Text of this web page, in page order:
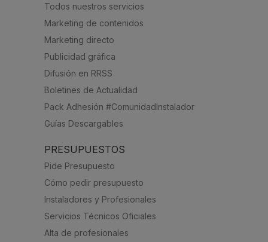
Todos nuestros servicios
Marketing de contenidos
Marketing directo
Publicidad gráfica
Difusión en RRSS
Boletines de Actualidad
Pack Adhesión #ComunidadInstalador
Guías Descargables
PRESUPUESTOS
Pide Presupuesto
Cómo pedir presupuesto
Instaladores y Profesionales
Servicios Técnicos Oficiales
Alta de profesionales